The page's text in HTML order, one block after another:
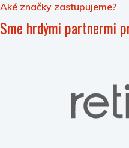
Aké značky zastupujeme?
Sme hrdými partnermi